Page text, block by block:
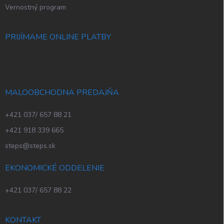
Vernostný program
PRIJÍMAME ONLINE PLATBY
MALOOBCHODNA PREDAJŇA
+421 037/ 657 88 21
+421 918 339 665
steps@steps.sk
EKONOMICKÉ ODDELENIE
+421 037/ 657 88 22
KONTAKT